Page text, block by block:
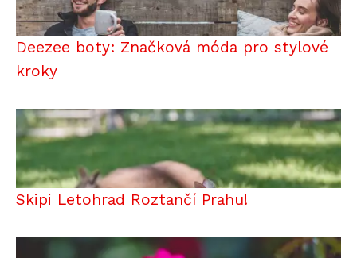
Deezee boty: Značková móda pro stylové
kroky
Skipi Letohrad Roztančí Prahu!